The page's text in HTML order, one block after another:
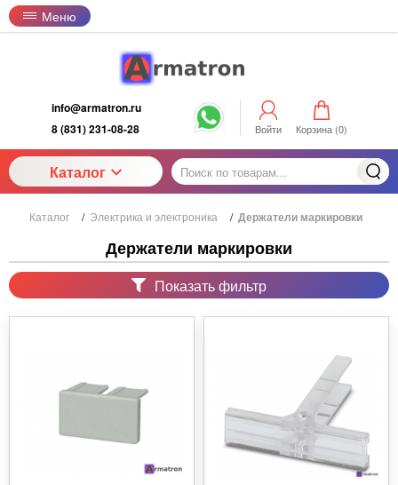
Меню
info@armatron.ru
8 (831) 231-08-28
Войти Корзина (0)
Каталог
Каталог / Электрика и электроника / Держатели маркировки
Держатели маркировки
Показать фильтр